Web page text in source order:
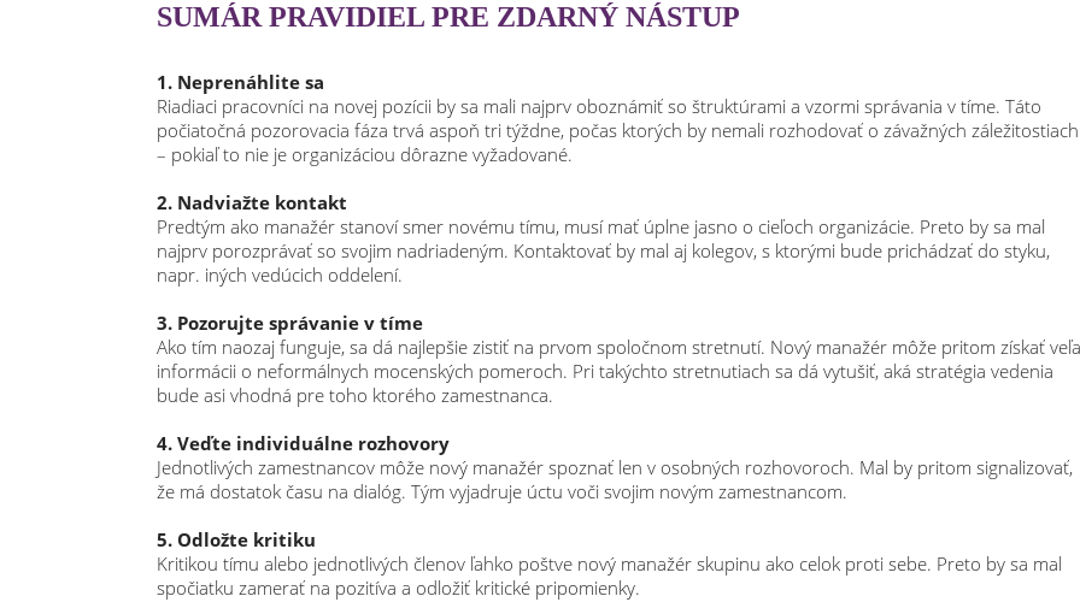
SUMÁR PRAVIDIEL PRE ZDARNÝ NÁSTUP
1. Neprenáhlite sa
Riadiaci pracovníci na novej pozícii by sa mali najprv oboznámiť so štruktúrami a vzormi správania v tíme. Táto
počiatočná pozorovacia fáza trvá aspoň tri týždne, počas ktorých by nemali rozhodovať o závažných záležitostiach
– pokiaľ to nie je organizáciou dôrazne vyžadované.
2. Nadviažte kontakt
Predtým ako manažér stanoví smer novému tímu, musí mať úplne jasno o cieľoch organizácie. Preto by sa mal
najprv porozprávať so svojim nadriadeným. Kontaktovať by mal aj kolegov, s ktorými bude prichádzať do styku,
napr. iných vedúcich oddelení.
3. Pozorujte správanie v tíme
Ako tím naozaj funguje, sa dá najlepšie zistiť na prvom spoločnom stretnutí. Nový manažér môže pritom získať veľa
informácii o neformálnych mocenských pomeroch. Pri takýchto stretnutiach sa dá vytušiť, aká stratégia vedenia
bude asi vhodná pre toho ktorého zamestnanca.
4. Veďte individuálne rozhovory
Jednotlivých zamestnancov môže nový manažér spoznať len v osobných rozhovoroch. Mal by pritom signalizovať,
že má dostatok času na dialóg. Tým vyjadruje úctu voči svojim novým zamestnancom.
5. Odložte kritiku
Kritikou tímu alebo jednotlivých členov ľahko poštve nový manažér skupinu ako celok proti sebe. Preto by sa mal
spočiatku zamerať na pozitíva a odložiť kritické pripomienky.